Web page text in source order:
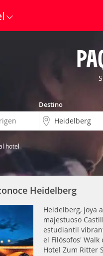
Destino
hotel
Heidelberg
Heidelberg, joya
majestuoso
estudiantil
el Filósofos'
Hotel Zum Ritter